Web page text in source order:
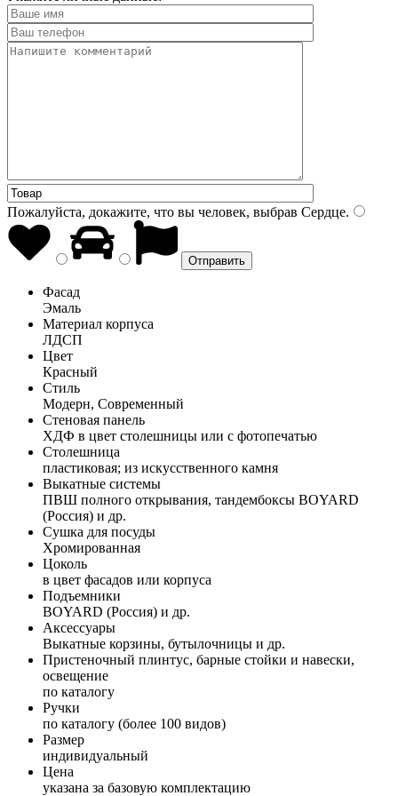
Пожалуйста, докажите, что вы человек, выбрав Сердце.
Фасад
Эмаль
Материал корпуса
ЛДСП
Цвет
Красный
Стиль
Модерн, Современный
Стеновая панель
ХДФ в цвет столешницы или с фотопечатью
Столешница
пластиковая; из искусственного камня
Выкатные системы
ПВШ полного открывания, тандембоксы BOYARD
(Россия) и др.
Сушка для посуды
Хромированная
Цоколь
в цвет фасадов или корпуса
Подъемники
BOYARD (Россия) и др.
Аксессуары
Выкатные корзины, бутылочницы и др.
Пристеночный плинтус, барные стойки и навески,
освещение
по каталогу
Ручки
по каталогу (более 100 видов)
Размер
индивидуальный
Цена
указана за базовую комплектацию